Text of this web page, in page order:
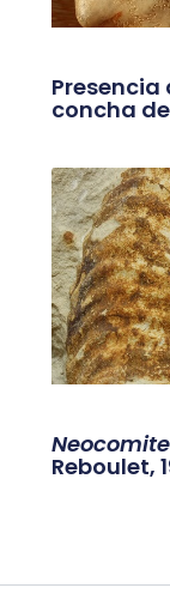
Presencia
concha
Reboulet,